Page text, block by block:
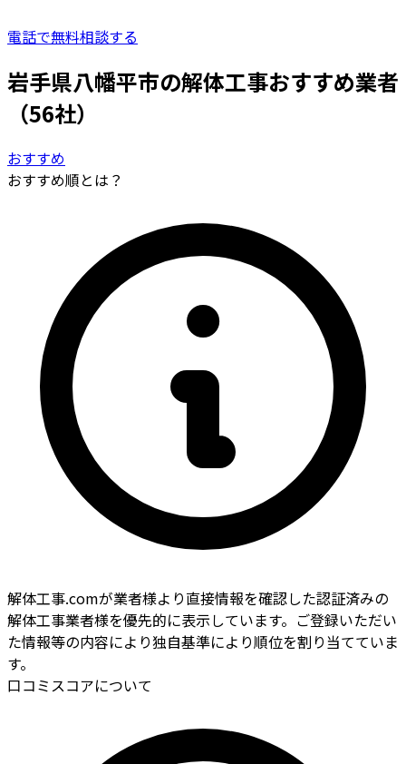
電話で無料相談する
岩手県八幡平市の解体工事おすすめ業者
（56社）
おすすめ
おすすめ順とは？
解体工事.comが業者様より直接情報を確認した認証済みの
解体工事業者様を優先的に表示しています。ご登録いただい
た情報等の内容により独自基準により順位を割り当てていま
す。
口コミスコアについて